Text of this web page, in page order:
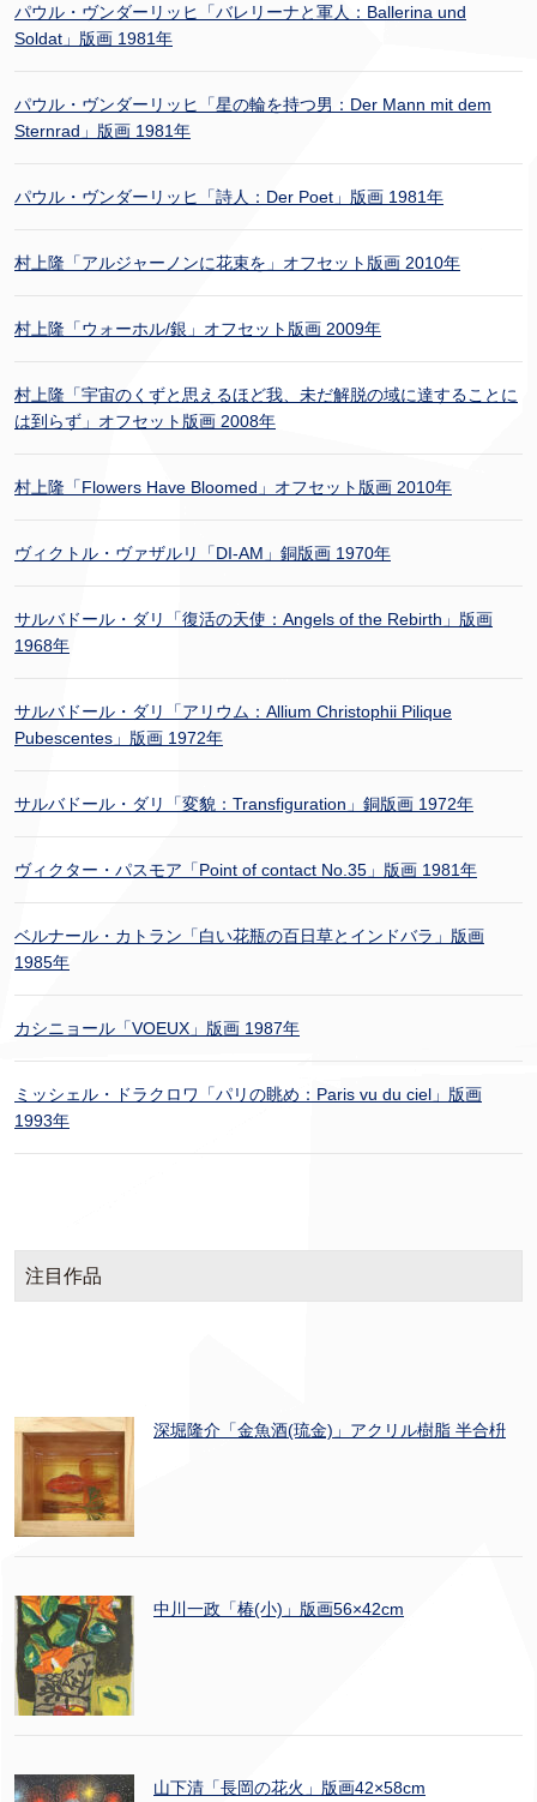
パウル・ヴンダーリッヒ「バレリーナと軍人：Ballerina und
Soldat」版画 1981年
パウル・ヴンダーリッヒ「星の輪を持つ男：Der Mann mit dem
Sternrad」版画 1981年
パウル・ヴンダーリッヒ「詩人：Der Poet」版画 1981年
村上隆「アルジャーノンに花束を」オフセット版画 2010年
村上隆「ウォーホル/銀」オフセット版画 2009年
村上隆「宇宙のくずと思えるほど我、未だ解脱の域に達することに
は到らず」オフセット版画 2008年
村上隆「Flowers Have Bloomed」オフセット版画 2010年
ヴィクトル・ヴァザルリ「DI-AM」銅版画 1970年
サルバドール・ダリ「復活の天使：Angels of the Rebirth」版画
1968年
サルバドール・ダリ「アリウム：Allium Christophii Pilique
Pubescentes」版画 1972年
サルバドール・ダリ「変貌：Transfiguration」銅版画 1972年
ヴィクター・パスモア「Point of contact No.35」版画 1981年
ベルナール・カトラン「白い花瓶の百日草とインドバラ」版画
1985年
カシニョール「VOEUX」版画 1987年
ミッシェル・ドラクロワ「パリの眺め：Paris vu du ciel」版画
1993年
注目作品
深堀隆介「金魚酒(琉金)」アクリル樹脂 半合枡
中川一政「椿(小)」版画56×42cm
山下清「長岡の花火」版画42×58cm